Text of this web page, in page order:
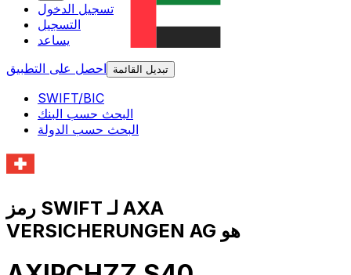
تسجيل الدخول
التسجيل
يساعد
احصل على التطبيق
تبديل القائمة
SWIFT/BIC
البحث حسب البنك
البحث حسب الدولة
رمز SWIFT لـ AXA
VERSICHERUNGEN AG هو